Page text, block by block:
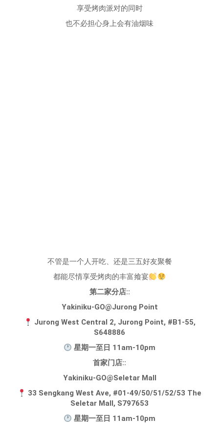
享受烤肉派对的同时
也不必担心身上会有油烟味
不管是一个人开吃、还是三五好友聚餐
都能尽情享受烤肉的丰富飨宴
第二家分店::
Yakiniku-GO@Jurong Point
Jurong West Central 2, Jurong Point, #B1-55,
S648886
星期一至日 11am-10pm
首家门店::
Yakiniku-GO@Seletar Mall
33 Sengkang West Ave, #01-49/50/51/52/53 The
Seletar Mall, S797653
星期一至日 11am-10pm